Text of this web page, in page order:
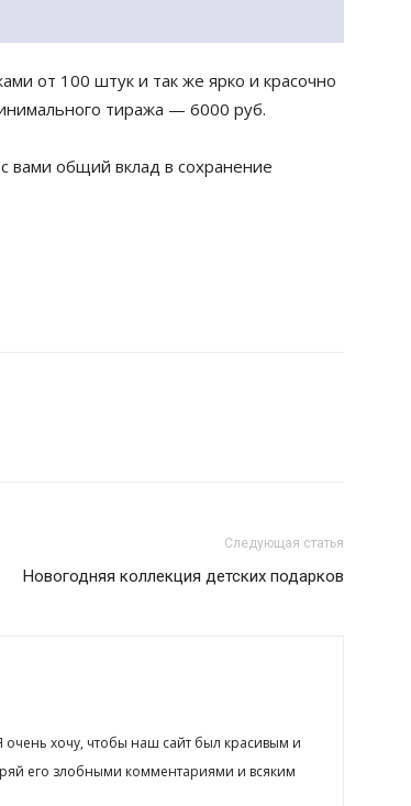
от 100 штук и так же ярко и красочно
тиража — 6000 руб.
вами общий вклад в сохранение
Следующая статья
Новогодняя коллекция детских подарков
хочу, чтобы наш сайт был красивым и
его злобными комментариями и всяким